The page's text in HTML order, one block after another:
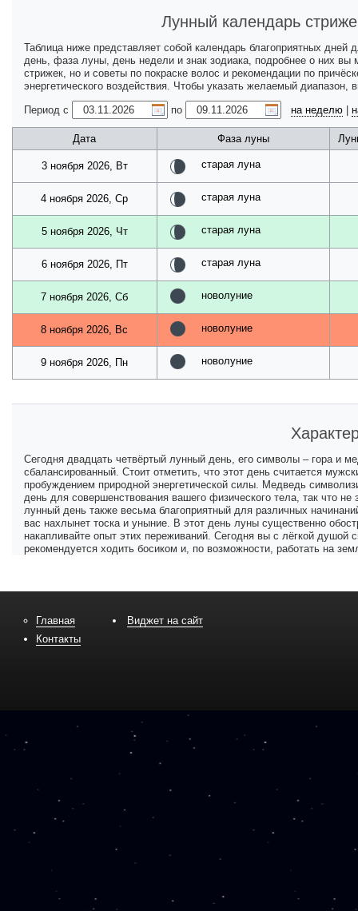
Лунный календарь
Таблица ниже представляет собой календарь благоприятных
день, фаза луны, день недели и знак зодиака, подробнее о них вы
стрижек, но и советы по покраске волос и рекомендации по
энергетического воздействия. Чтобы указать желаемый
Период с
по на неделю
Дата Фаза луны
3 ноября 2026, Вт старая луна
4 ноября 2026, Ср старая луна
5 ноября 2026, Чт старая луна
6 ноября 2026, Пт старая луна
7 ноября 2026, Сб новолуние
8 ноября 2026, Вс новолуние
9 ноября 2026, Пн новолуние
Сегодня двадцать четвёртый лунный день, его символы – гора и
сбалансированный. Стоит отметить, что этот день считается
пробуждением природной энергетической силы. Медведь
день для совершенствования вашего физического тела, так что
лунный день также весьма благоприятный для различных
вас нахлынет тоска и уныние. В этот день луны существенно
накапливайте опыт этих переживаний. Сегодня вы с лёгкой душой
рекомендуется ходить босиком и, по возможности, работать на
Главная
Контакты
Виджет на сайт